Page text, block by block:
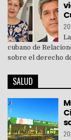
cubano de
sobre el derecho
SALUD